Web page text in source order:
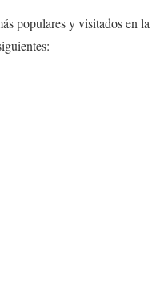
populares y visitados en la